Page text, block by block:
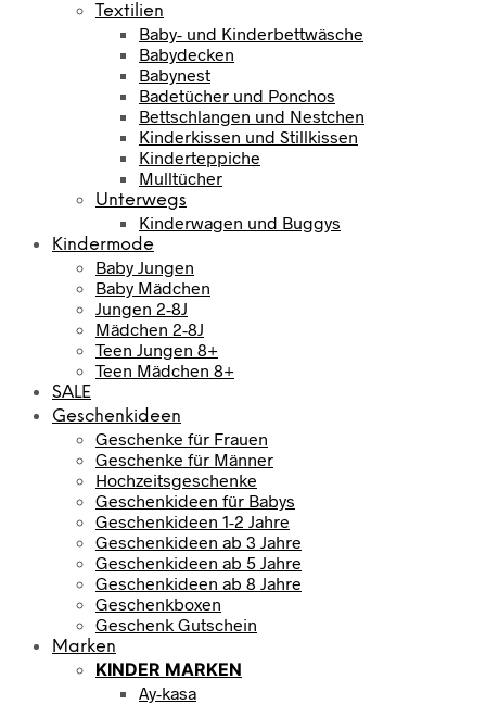
Textilien
Baby- und Kinderbettwäsche
Babydecken
Babynest
Badetücher und Ponchos
Bettschlangen und Nestchen
Kinderkissen und Stillkissen
Kinderteppiche
Mulltücher
Unterwegs
Kinderwagen und Buggys
Kindermode
Baby Jungen
Baby Mädchen
Jungen 2-8J
Mädchen 2-8J
Teen Jungen 8+
Teen Mädchen 8+
SALE
Geschenkideen
Geschenke für Frauen
Geschenke für Männer
Hochzeitsgeschenke
Geschenkideen für Babys
Geschenkideen 1-2 Jahre
Geschenkideen ab 3 Jahre
Geschenkideen ab 5 Jahre
Geschenkideen ab 8 Jahre
Geschenkboxen
Geschenk Gutschein
Marken
KINDER MARKEN
Ay-kasa